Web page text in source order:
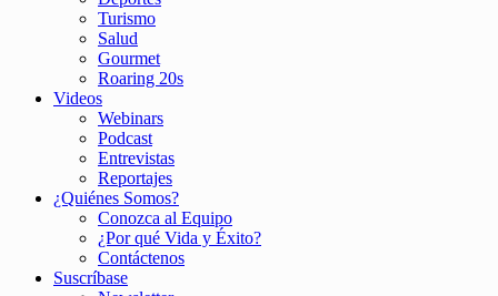
Turismo
Salud
Gourmet
Roaring 20s
Videos
Webinars
Podcast
Entrevistas
Reportajes
¿Quiénes Somos?
Conozca al Equipo
¿Por qué Vida y Éxito?
Contáctenos
Suscríbase